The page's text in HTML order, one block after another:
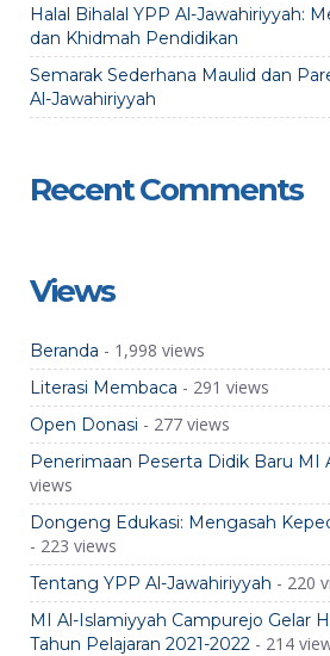
Halal Bihalal YPP Al-Jawahiriyyah:
dan Khidmah Pendidikan
Semarak Sederhana Maulid dan
Al-Jawahiriyyah
Recent Comments
Views
Beranda - 1,998 views
Literasi Membaca - 291 views
Open Donasi - 277 views
Penerimaan Peserta Didik Baru MI
views
Dongeng Edukasi: Mengasah
- 223 views
Tentang YPP Al-Jawahiriyyah - 220
MI Al-Islamiyyah Campurejo Gelar
Tahun Pelajaran 2021-2022 - 214